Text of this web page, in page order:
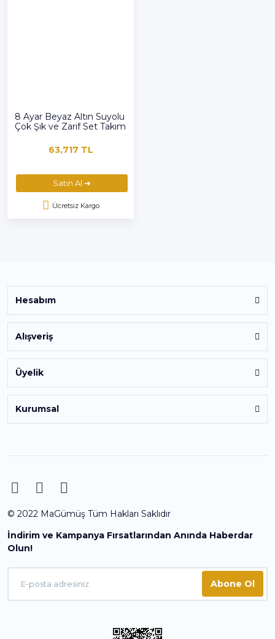
8 Ayar Beyaz Altın Suyolu
Çok Şık ve Zarif Set Takım
63,717 TL
Satın Al ➜
Ücretsiz Kargo
Hesabım
Alışveriş
Üyelik
Kurumsal
© 2022 MaGümüş Tüm Hakları Saklıdır
İndirim ve Kampanya Fırsatlarından Anında Haberdar
Olun!
Abone Ol